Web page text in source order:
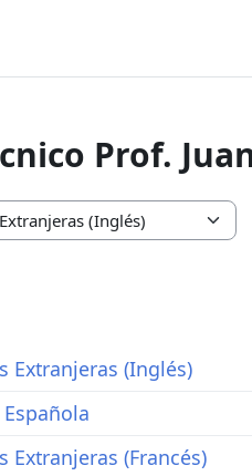
Prof.
Extranjeras (Inglés)
Extranjeras (Francés)